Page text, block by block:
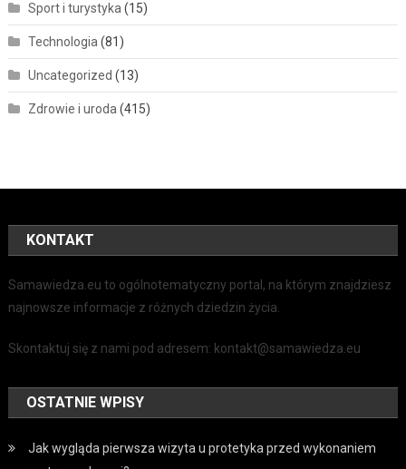
Sport i turystyka (15)
Technologia (81)
Uncategorized (13)
Zdrowie i uroda (415)
KONTAKT
Samawiedza.eu to ogólnotematyczny portal, na którym znajdziesz
najnowsze informacje z różnych dziedzin życia.
Skontaktuj się z nami pod adresem: kontakt@samawiedza.eu
OSTATNIE WPISY
Jak wygląda pierwsza wizyta u protetyka przed wykonaniem